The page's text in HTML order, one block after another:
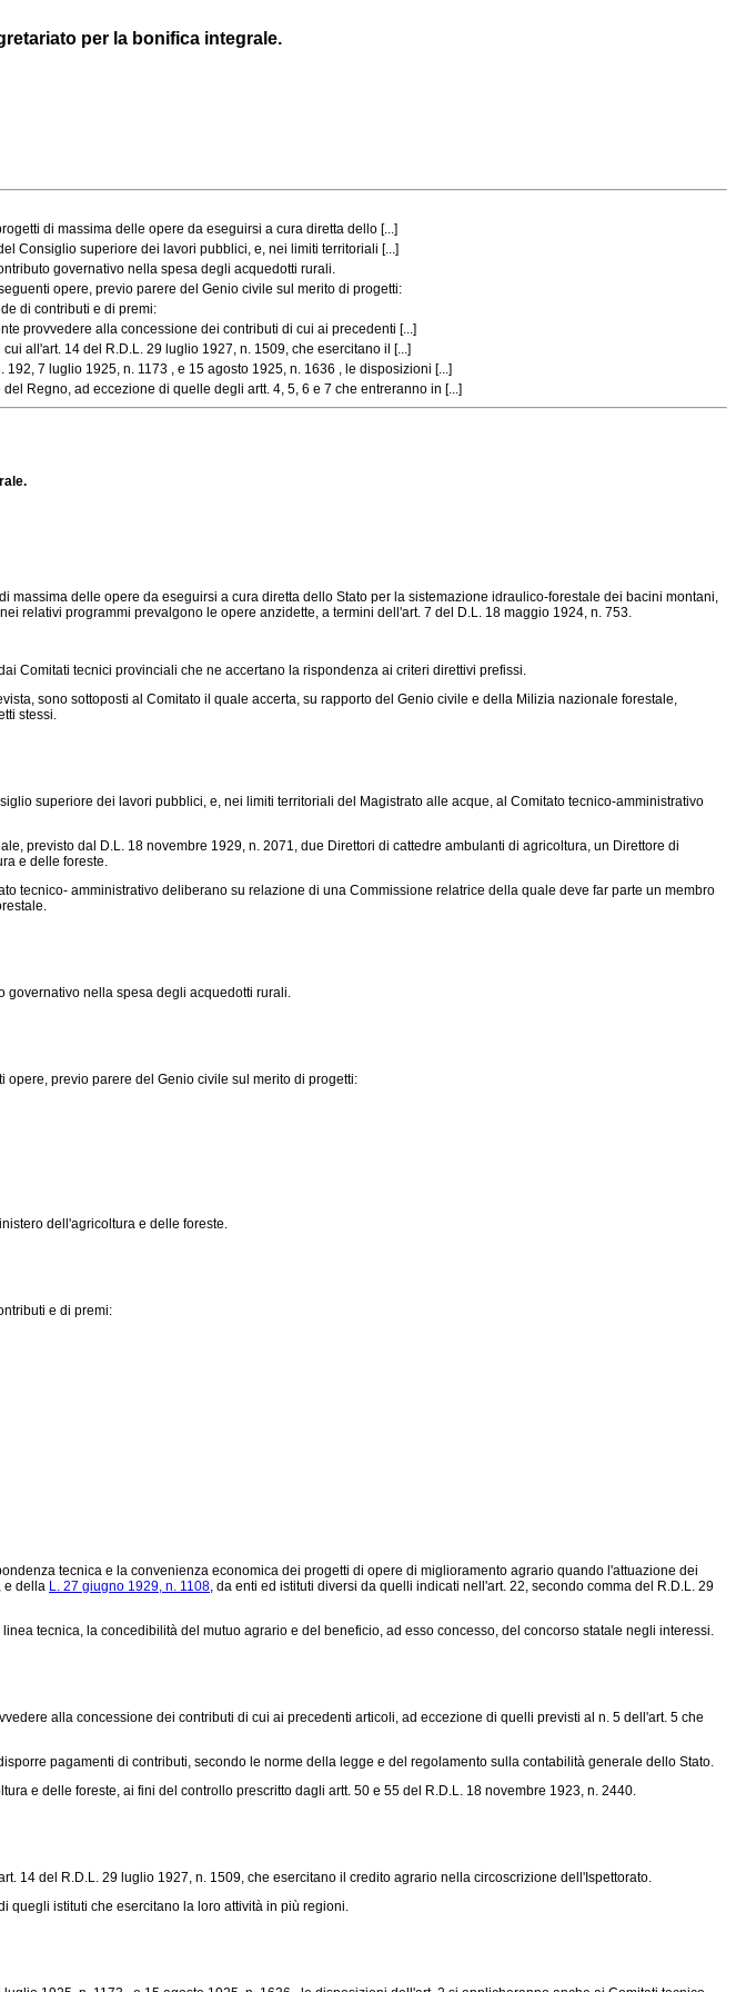
per la bonifica integrale.
di massima delle opere da eseguirsi a cura diretta dello [...]
Consiglio superiore dei lavori pubblici, e, nei limiti territoriali [...]
governativo nella spesa degli acquedotti rurali.
opere, previo parere del Genio civile sul merito di progetti:
di contributi e di premi:
provvedere alla concessione dei contributi di cui ai precedenti [...]
all'art. 14 del R.D.L. 29 luglio 1927, n. 1509, che esercitano il [...]
7 luglio 1925, n. 1173 , e 15 agosto 1925, n. 1636 , le disposizioni [...]
Regno, ad eccezione di quelle degli artt. 4, 5, 6 e 7 che entreranno in [...]
massima delle opere da eseguirsi a cura diretta dello Stato per la sistemazione idraulico-forestale dei bacini montani,
relativi programmi prevalgono le opere anzidette, a termini dell'art. 7 del
D.L. 18 maggio 1924, n. 753.
Comitati tecnici provinciali che ne accertano la rispondenza ai criteri direttivi prefissi.
sono sottoposti al Comitato il quale accerta, su rapporto del Genio civile e della Milizia nazionale forestale,
stessi.
superiore dei lavori pubblici, e, nei limiti territoriali del Magistrato alle acque, al Comitato tecnico-amministrativo
previsto dal D.L. 18 novembre 1929, n. 2071, due Direttori di cattedre ambulanti di agricoltura, un Direttore di
e delle foreste.
amministrativo deliberano su relazione di una Commissione relatrice della quale deve far parte un membro
nella spesa degli acquedotti rurali.
previo parere del Genio civile sul merito di progetti:
dell'agricoltura e delle foreste.
e di premi:
tecnica e la convenienza economica dei progetti di opere di miglioramento agrario quando l'attuazione dei
e della L. 27 giugno 1929, n. 1108, da enti ed istituti diversi da quelli indicati nell'art. 22, secondo comma del
R.D.L. 29
tecnica, la concedibilità del mutuo agrario e del beneficio, ad esso concesso, del concorso statale negli interessi.
alla concessione dei contributi di cui ai precedenti articoli, ad eccezione di quelli previsti al n. 5 dell'art. 5 che
pagamenti di contributi, secondo le norme della legge e del regolamento sulla contabilità generale dello Stato.
e delle foreste, ai fini del controllo prescritto dagli artt. 50 e 55 del
R.D.L. 18 novembre 1923, n. 2440.
14 del
R.D.L. 29 luglio 1927, n. 1509, che esercitano il credito agrario nella circoscrizione dell'Ispettorato.
istituti che esercitano la loro attività in più regioni.